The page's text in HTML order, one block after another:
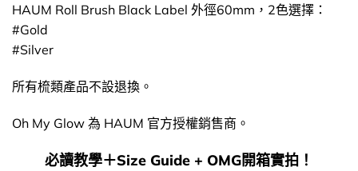
HAUM Roll Brush Black Label 外徑60mm，2色選擇：
#Gold
#Silver
所有梳類產品不設退換。
Oh My Glow 為 HAUM 官方授權銷售商。
必讀教學＋Size Guide + OMG開箱實拍！